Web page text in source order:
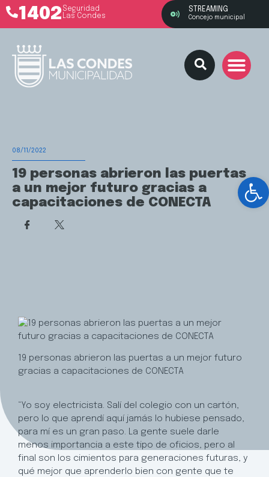
1402 Seguridad
Las Condes
STREAMING
Concejo municipal
08/11/2022
19 personas abrieron las puertas
a un mejor futuro gracias a
capacitaciones de CONECTA
19 personas abrieron las puertas a un mejor futuro
gracias a capacitaciones de CONECTA
“Yo soy electricista. Salí del colegio con un cartón,
pero lo que aprendí aquí jamás lo hubiese pensado,
para mí es un gran paso. La gente suele darle
menos importancia a este tipo de oficios, pero al
final son los cimientos para generaciones futuras, y
qué mejor que aprenderlo bien con gente que te